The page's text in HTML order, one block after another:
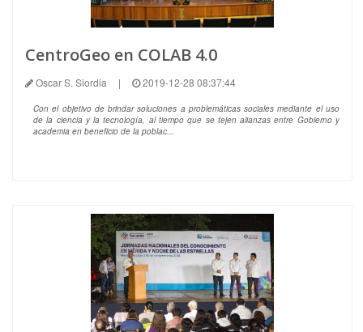
CentroGeo en COLAB 4.0
Oscar S. Siordia | 2019-12-28 08:37:44
Con el objetivo de brindar soluciones a problemáticas sociales mediante el uso
de la ciencia y la tecnología, al tiempo que se tejen alianzas entre Gobierno y
academia en beneficio de la poblac...